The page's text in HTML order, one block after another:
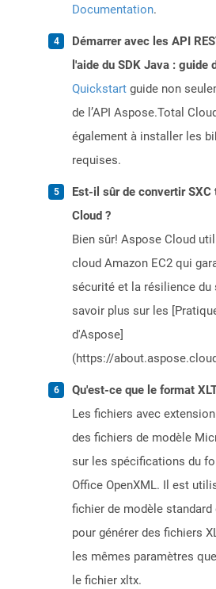
Documentation.
Démarrer avec les API
l'aide du SDK Java : guide
Quickstart guide non
de l’API Aspose.Total
également à installer les
requises.
Est-il sûr de convertir SXC
Cloud ?
Bien sûr! Aspose Cloud
cloud Amazon EC2 qui
sécurité et la résilience du
savoir plus sur les
d'Aspose]
(https://
Qu'est-ce que le format
Les fichiers avec
des fichiers de modèle
sur les spécifications du
Office OpenXML. Il est
fichier de modèle
pour générer des fichiers
les mêmes paramètres
le fichier xltx.